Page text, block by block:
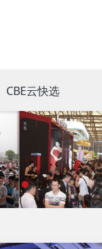
CBE云快选